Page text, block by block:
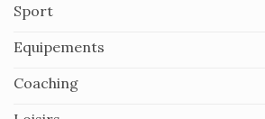
Sport
Equipements
Coaching